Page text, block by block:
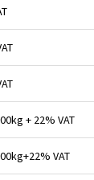
+ 22% VAT
VAT